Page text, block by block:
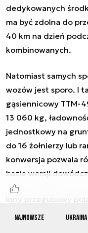
Najnowsze Ukraina
dedykowanych
ma być zdolna do
40 km na dzień
kombinowanych.
Natomiast samych
wozów jest sporo. I
gąsiennicowy TTM-
13 060 kg,
jednostkowy na
do 16 żołnierzy lub
konwersja pozwala
bazie wersji
Inny przegubowy
ma masę własną
nacisk jednostkowy